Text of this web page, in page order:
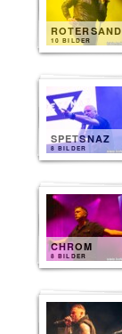
ROTERSAND
10 BILDER
SPETSNAZ
8 BILDER
CHROM
8 BILDER